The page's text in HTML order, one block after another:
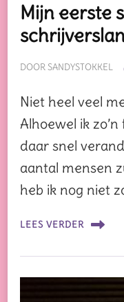
Mijn eerste
DOORSANDYSTOKKEL
Niet heel veel
Alhoewel ik
daar snel
aantal mensen
heb ik nog niet
LEES VERDER